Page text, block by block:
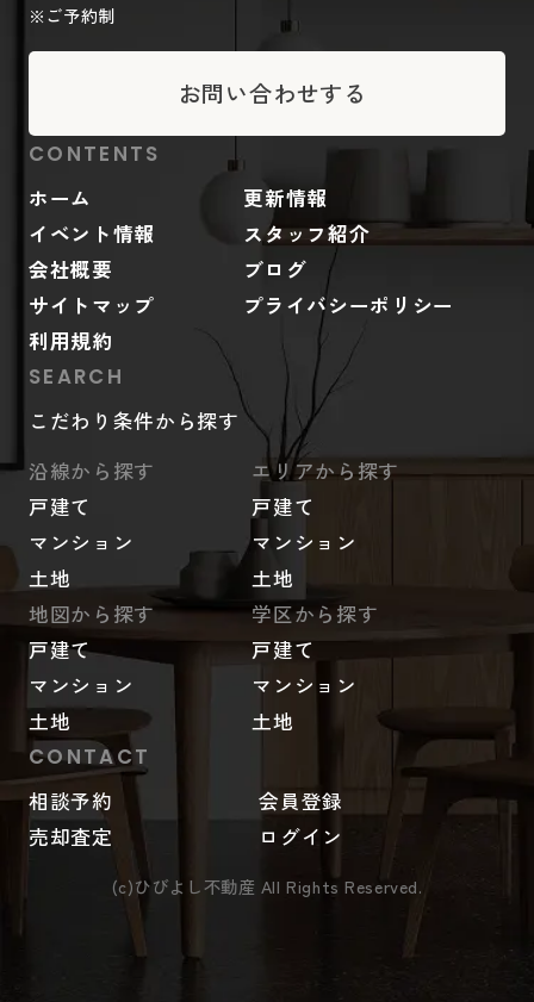
※ご予約制
お問い合わせする
CONTENTS
ホーム
更新情報
イベント情報
スタッフ紹介
会社概要
ブログ
サイトマップ
プライバシーポリシー
利用規約
SEARCH
こだわり条件から探す
沿線から探す
戸建て
マンション
土地
エリアから探す
戸建て
マンション
土地
地図から探す
戸建て
マンション
土地
学区から探す
戸建て
マンション
土地
CONTACT
相談予約
会員登録
売却査定
ログイン
(c)ひびよし不動産 All Rights Reserved.